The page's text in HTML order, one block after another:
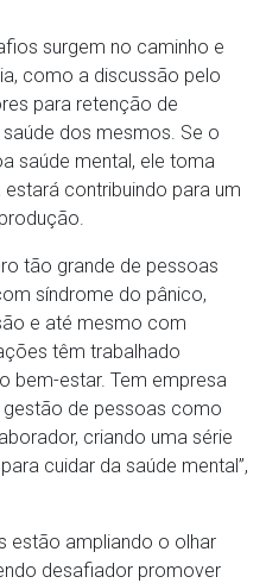
surgem no caminho e
como a discussão pelo
para retenção de
dos mesmos. Se o
saúde mental, ele toma
contribuindo para um
tão grande de pessoas
síndrome do pânico,
e até mesmo com
têm trabalhado
bem-estar. Tem empresa
de pessoas como
criando uma série
cuidar da saúde mental”,
estão ampliando o olhar
desafiador promover